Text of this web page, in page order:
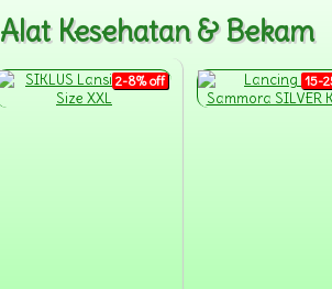
Alat Kesehatan & Bekam
2-8% off 15-